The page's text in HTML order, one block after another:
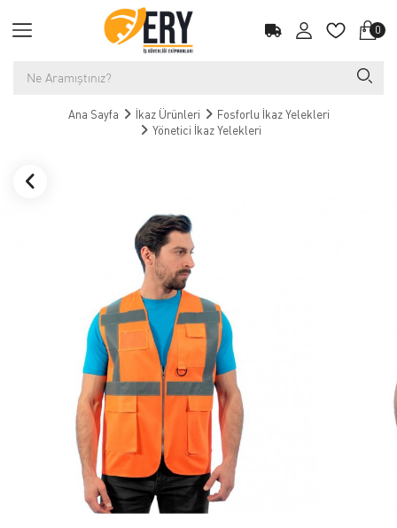
0
Ana Sayfa İkaz Ürünleri
Fosforlu İkaz Yelekleri
Yönetici İkaz Yelekleri